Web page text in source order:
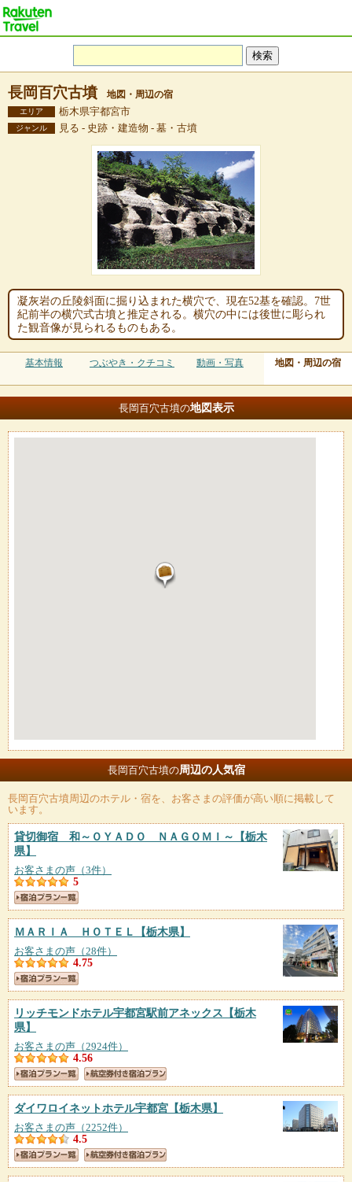
長岡百穴古墳 地図・周辺の宿
エリア 栃木県宇都宮市
ジャンル 見る - 史跡・建造物 - 墓・古墳
凝灰岩の丘陵斜面に掘り込まれた横穴で、現在52基を確認。7世
紀前半の横穴式古墳と推定される。横穴の中には後世に彫られ
た観音像が見られるものもある。
基本情報 つぶやき・クチコミ 動画・写真 地図・周辺の宿
長岡百穴古墳の地図表示
長岡百穴古墳の周辺の人気宿
長岡百穴古墳周辺のホテル・宿を、お客さまの評価が高い順に掲載して
います。
貸切御宿 和～ＯＹＡＤＯ ＮＡＧＯＭＩ～
【栃木
県】
お客さまの声（3件）
5
ＭＡＲＩＡ ＨＯＴＥＬ 【栃木県】
お客さまの声（28件）
4.75
リッチモンドホテル宇都宮駅前アネックス 【栃木
県】
お客さまの声（2924件）
4.56
ダイワロイネットホテル宇都宮 【栃木県】
お客さまの声（2252件）
4.5